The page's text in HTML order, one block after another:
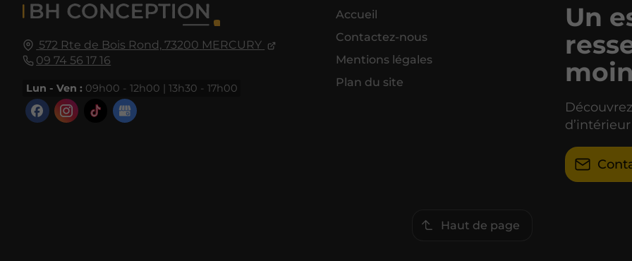
572 Rte de Bois Rond, 73200 MERCURY
09 74 56 17 16
Lun - Ven : 09h00 - 12h00 | 13h30 - 17h00
Accueil
Contactez-nous
Mentions légales
Plan du site
Un
Haut de page